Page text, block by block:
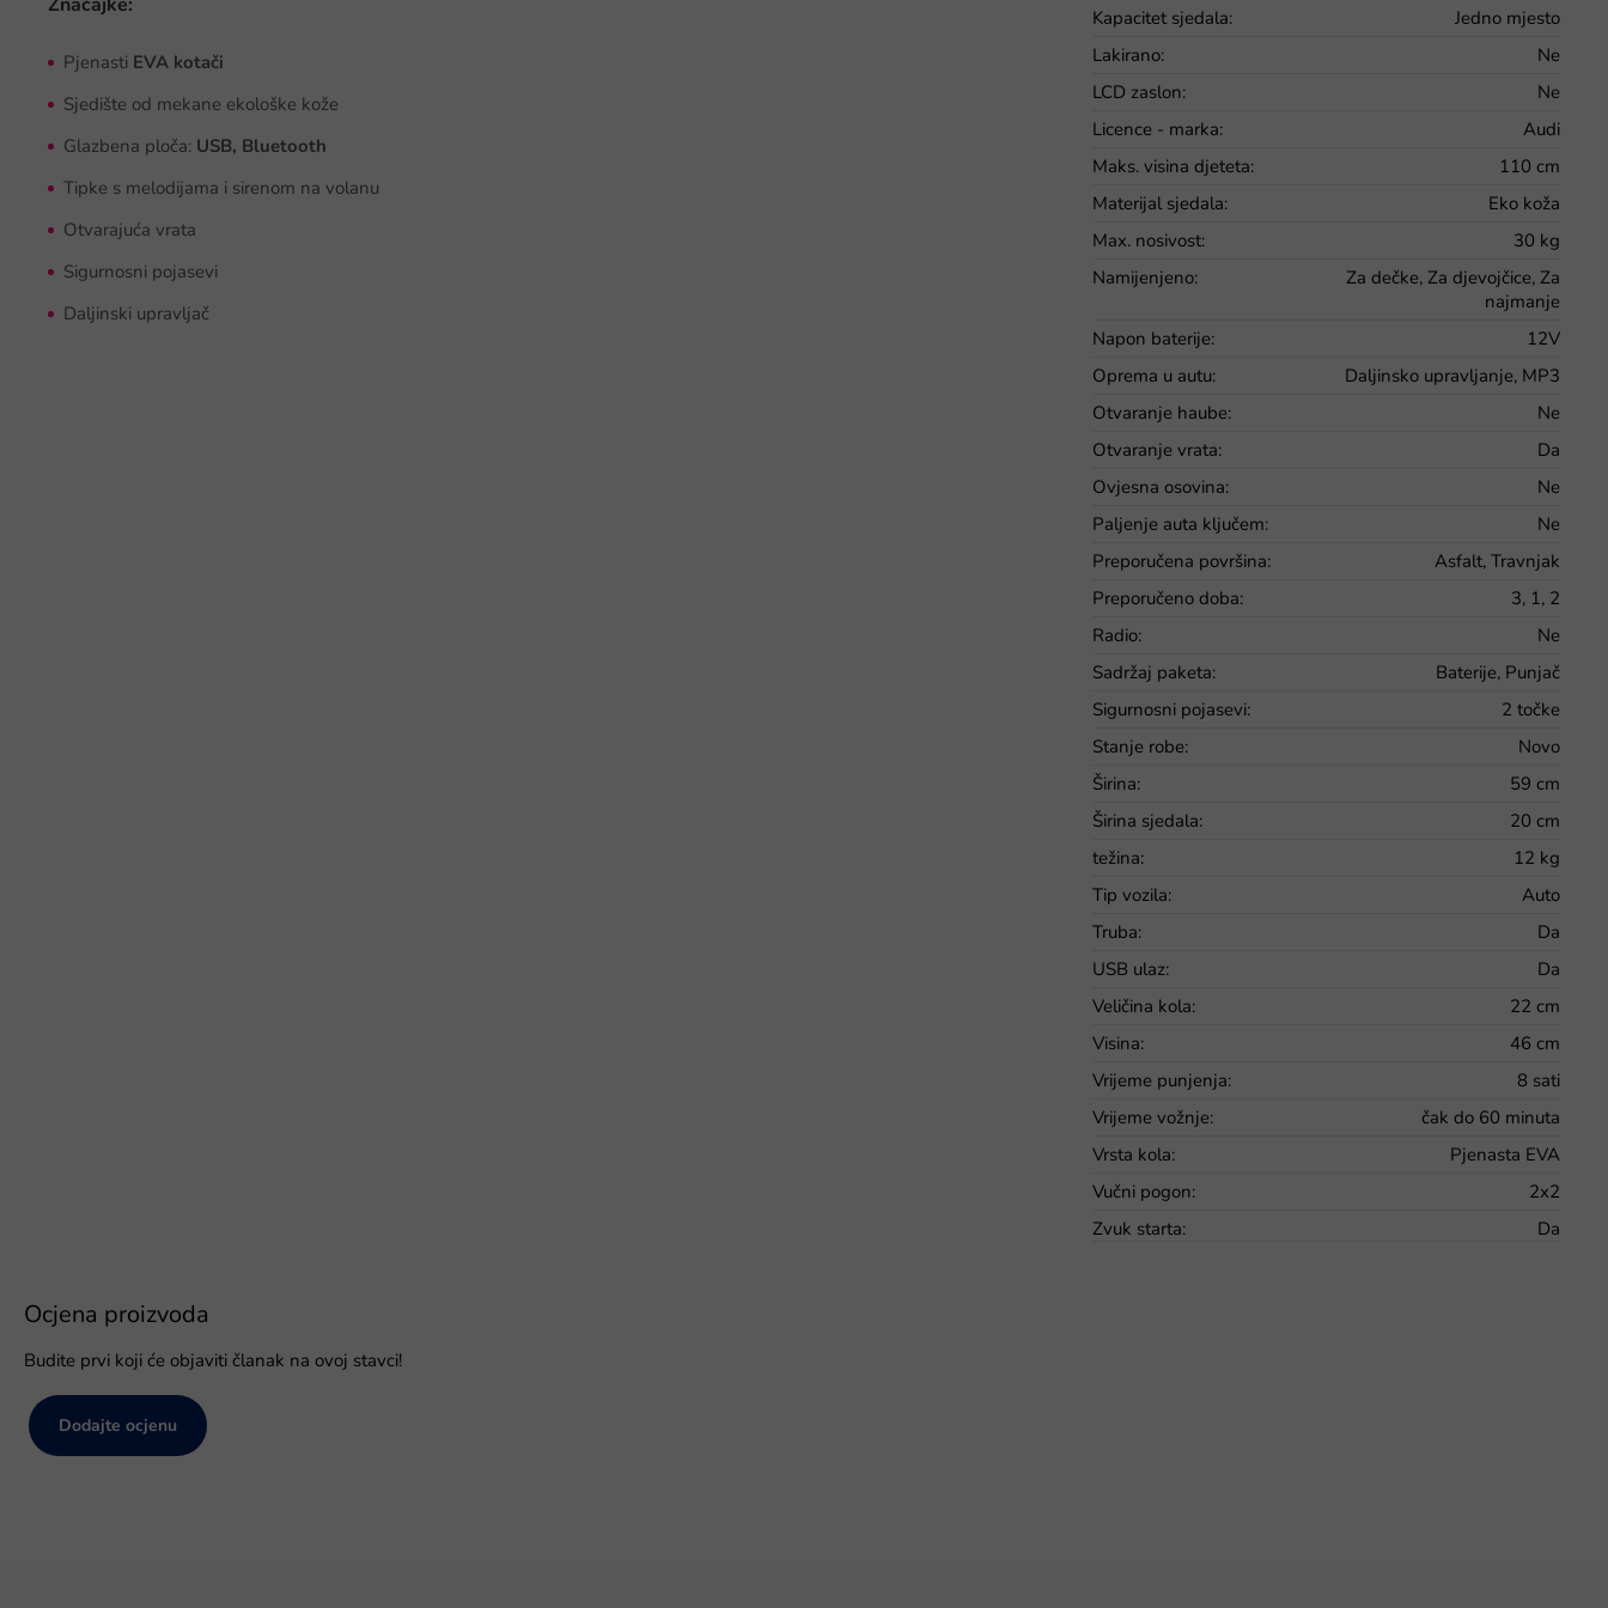
Pjenasti EVA kotači
Sjedište od mekane ekološke kože
Glazbena ploča: USB, Bluetooth
Tipke s melodijama i sirenom na volanu
Otvarajuća vrata
Sigurnosni pojasevi
Daljinski upravljač
Kapacitet sjedala:
Jedno mjesto
Lakirano:
Ne
LCD zaslon:
Ne
Licence - marka:
Audi
Maks. visina djeteta:
110 cm
Materijal sjedala:
Eko koža
Max. nosivost:
30 kg
Namijenjeno:
Za dečke, Za djevojčice, Za
najmanje
Napon baterije:
12V
Oprema u autu:
Daljinsko upravljanje, MP3
Otvaranje haube:
Ne
Otvaranje vrata:
Da
Ovjesna osovina:
Ne
Paljenje auta ključem:
Ne
Preporučena površina:
Asfalt, Travnjak
Preporučeno doba:
3, 1, 2
Radio:
Ne
Sadržaj paketa:
Baterije, Punjač
Sigurnosni pojasevi:
2 točke
Stanje robe:
Novo
Širina:
59 cm
Širina sjedala:
20 cm
težina:
12 kg
Tip vozila:
Auto
Truba:
Da
USB ulaz:
Da
Veličina kola:
22 cm
Visina:
46 cm
Vrijeme punjenja:
8 sati
Vrijeme vožnje:
čak do 60 minuta
Vrsta kola:
Pjenasta EVA
Vučni pogon:
2x2
Zvuk starta: Da
Ocjena proizvoda
Budite prvi koji će objaviti članak na ovoj stavci!
Dodajte ocjenu